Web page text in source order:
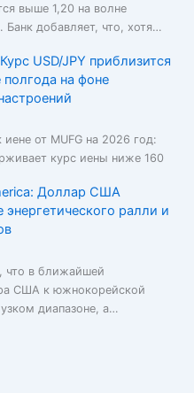
выше 1,20 на волне
Банк добавляет, что, хотя…
USD/JPY приблизится
на фоне
от MUFG на 2026 год:
курс иены ниже 160
Доллар США
энергетического ралли и
что в ближайшей
США к южнокорейской
диапазоне, а…